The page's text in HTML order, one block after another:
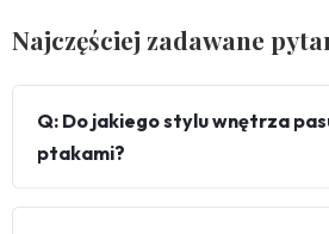
Najczęściej zadawane
Q: Do jakiego stylu wnętrza
ptakami?